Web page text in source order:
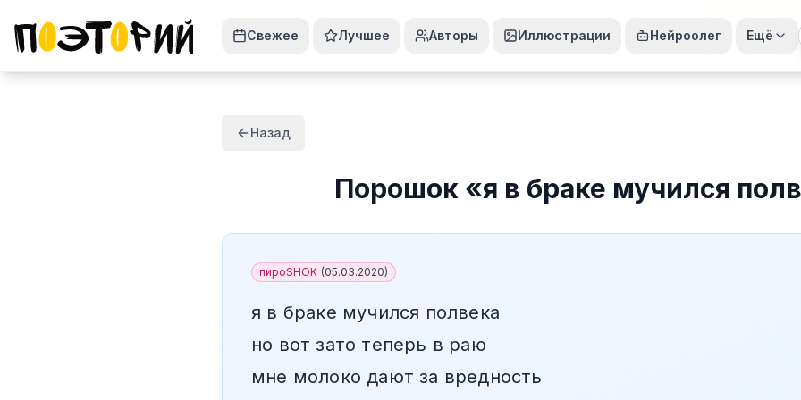
Свежее Лучшее Авторы Иллюстрации Нейроолег Ещё
Назад
Порошок «я в браке мучился
пироSHOK (05.03.2020)
я в браке мучился полвека
но вот зато теперь в раю
мне молоко дают за вредность